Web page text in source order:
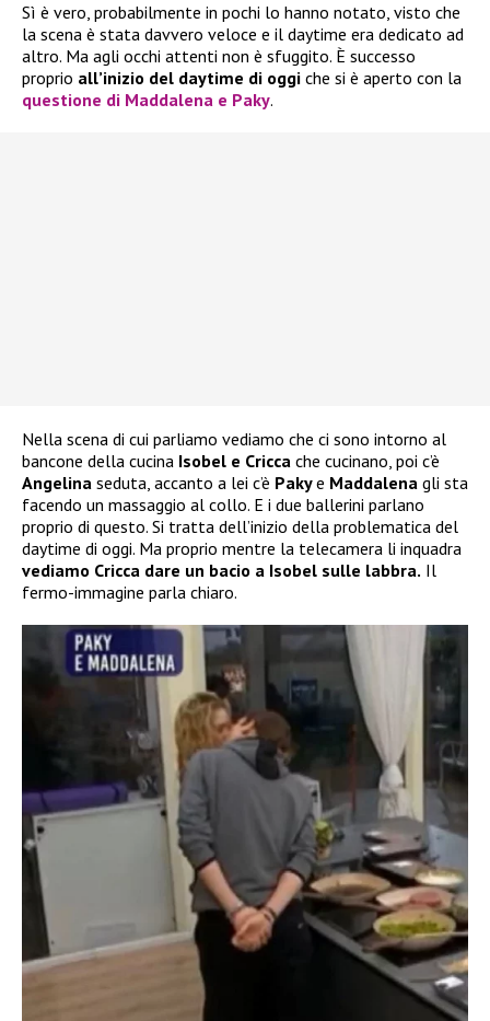
Sì è vero, probabilmente in pochi lo hanno notato, visto che
la scena è stata davvero veloce e il daytime era dedicato ad
altro. Ma agli occhi attenti non è sfuggito. È successo
proprio all’inizio del daytime di oggi che si è aperto con la
questione di Maddalena e Paky.
Nella scena di cui parliamo vediamo che ci sono intorno al
bancone della cucina Isobel e Cricca che cucinano, poi c’è
Angelina seduta, accanto a lei c’è Pakye Maddalena gli sta
facendo un massaggio al collo. E i due ballerini parlano
proprio di questo. Si tratta dell’inizio della problematica del
daytime di oggi. Ma proprio mentre la telecamera li inquadra
vediamo Cricca dare un bacio a Isobel sulle labbra. Il
fermo-immagine parla chiaro.